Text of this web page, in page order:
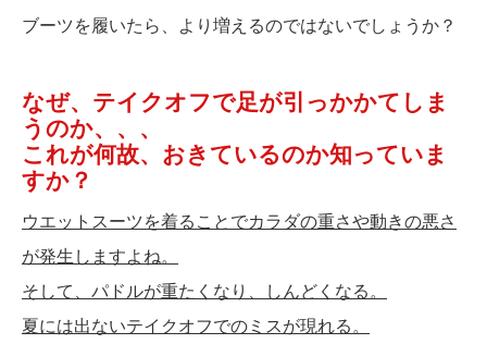
ブーツを履いたら、より増えるのではないでしょうか？
なぜ、テイクオフで足が引っかかてしま
うのか、、、
これが何故、おきているのか知っていま
すか？
ウエットスーツを着ることでカラダの重さや動きの悪さ
が発生しますよね。
そして、パドルが重たくなり、しんどくなる。
夏には出ないテイクオフでのミスが現れる。